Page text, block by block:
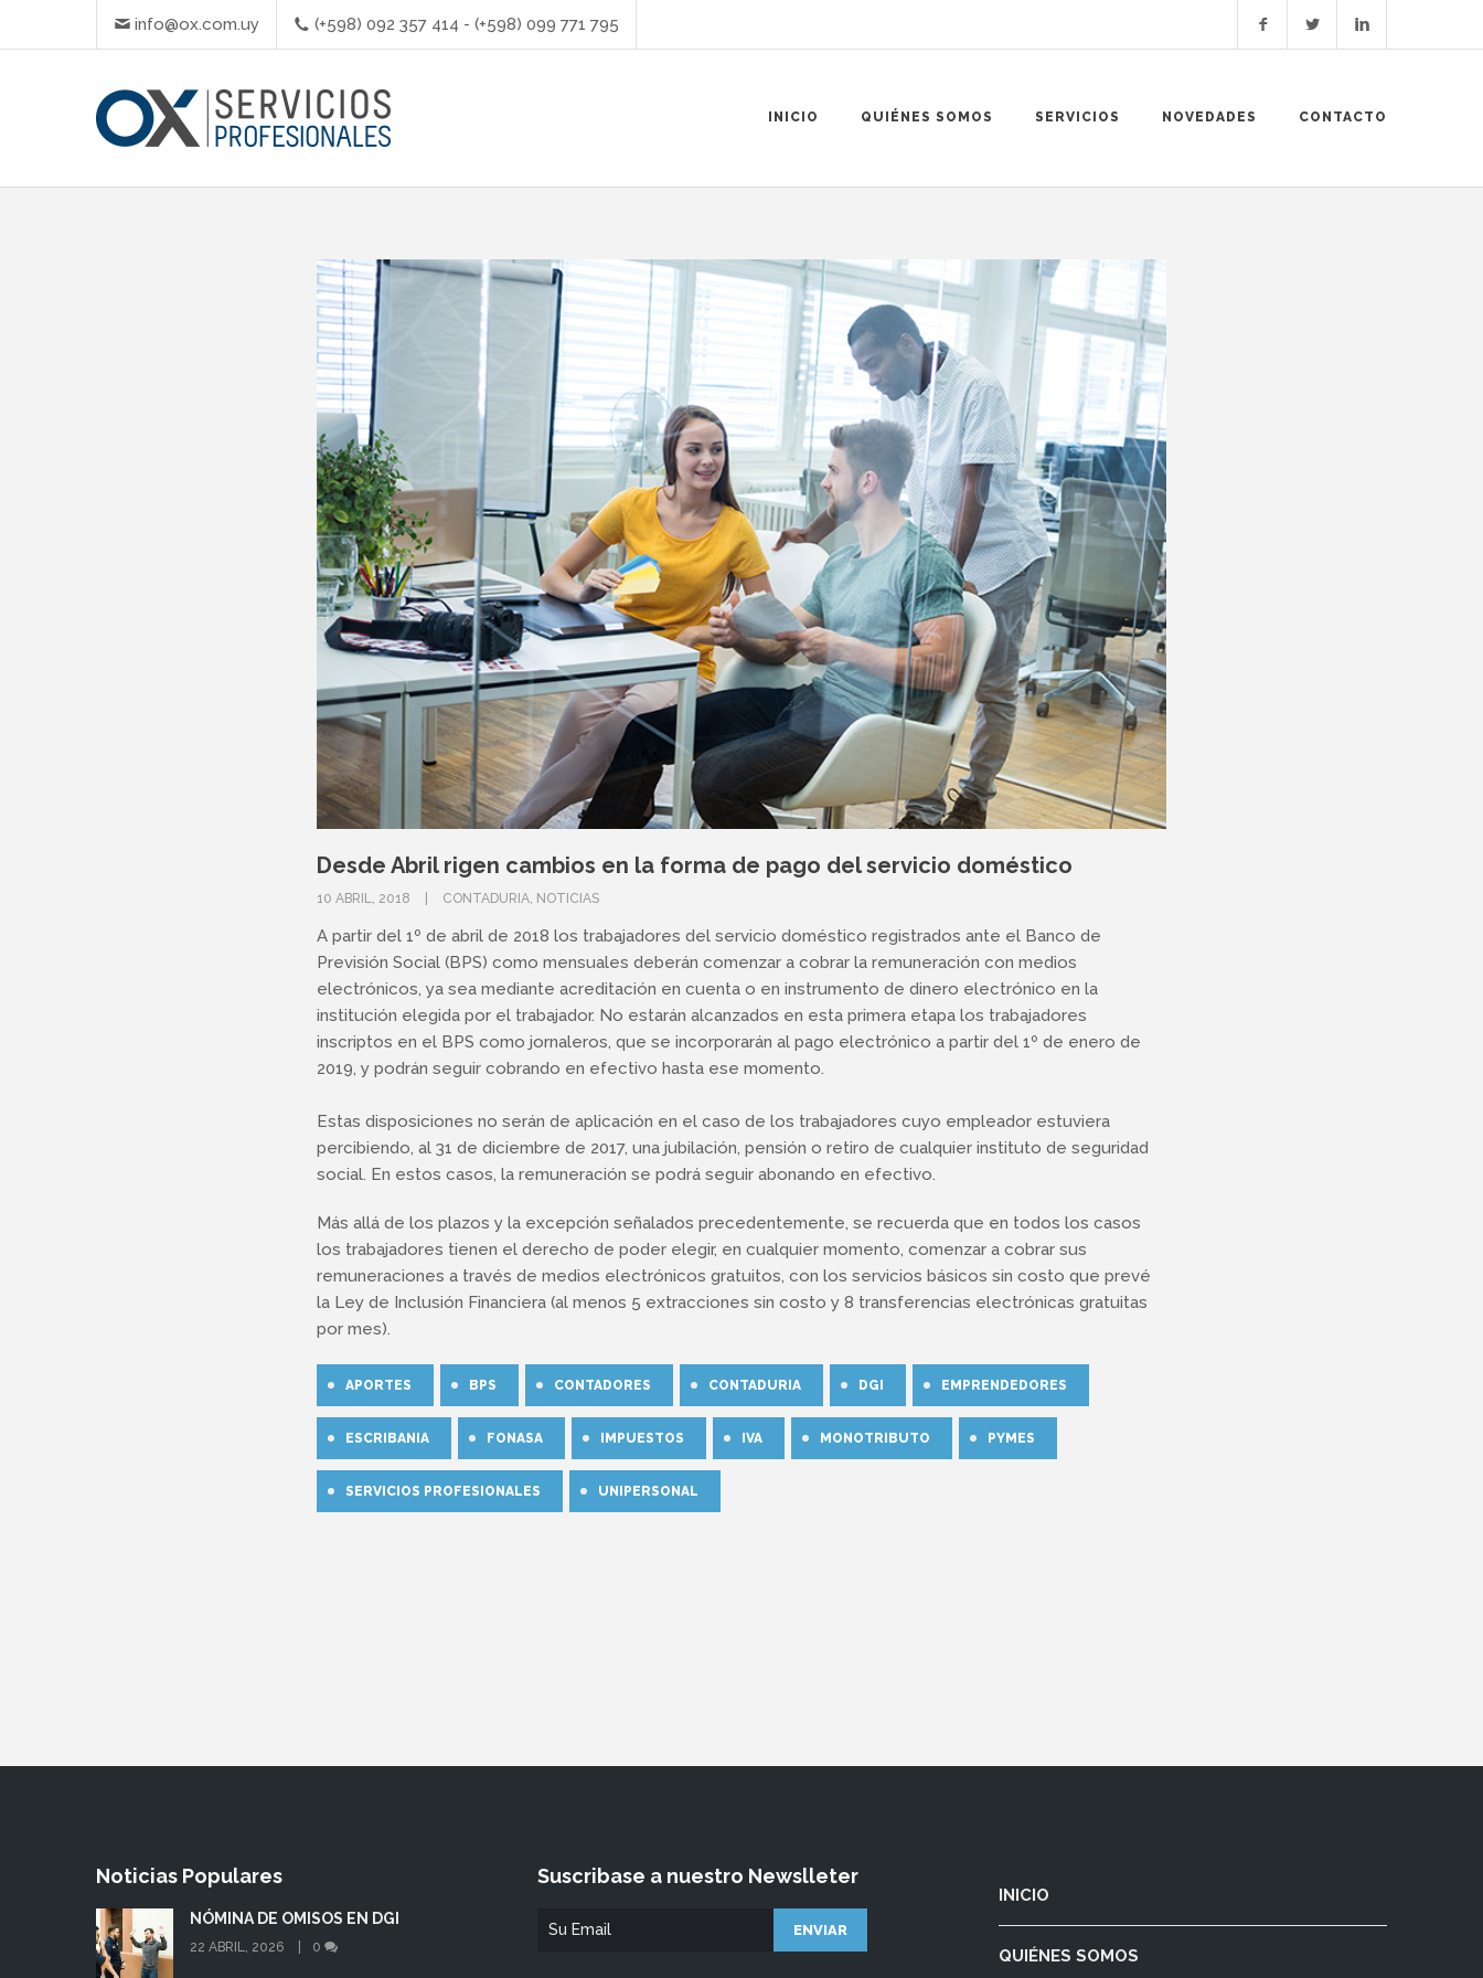
info@ox.com.uy (+598) 092 357 414 - (+598) 099 771 795
INICIO QUIÉNES SOMOS SERVICIOS NOVEDADES CONTACTO
Desde Abril rigen cambios en la forma de pago del servicio doméstico
10 ABRIL, 2018 CONTADURIA NOTICIAS
A partir del 1º de abril de 2018 los trabajadores del servicio doméstico registrados ante el Banco de
Previsión Social (BPS) como mensuales deberán comenzar a cobrar la remuneración con medios
electrónicos, ya sea mediante acreditación en cuenta o en instrumento de dinero electrónico en la
institución elegida por el trabajador. No estarán alcanzados en esta primera etapa los trabajadores
inscriptos en el BPS como jornaleros, que se incorporarán al pago electrónico a partir del 1º de enero de
2019, y podrán seguir cobrando en efectivo hasta ese momento.
Estas disposiciones no serán de aplicación en el caso de los trabajadores cuyo empleador estuviera
percibiendo, al 31 de diciembre de 2017, una jubilación, pensión o retiro de cualquier instituto de seguridad
social. En estos casos, la remuneración se podrá seguir abonando en efectivo.
Más allá de los plazos y la excepción señalados precedentemente, se recuerda que en todos los casos
los trabajadores tienen el derecho de poder elegir, en cualquier momento, comenzar a cobrar sus
remuneraciones a través de medios electrónicos gratuitos, con los servicios básicos sin costo que prevé
la Ley de Inclusión Financiera (al menos 5 extracciones sin costo y 8 transferencias electrónicas gratuitas
por mes).
APORTES BPS CONTADORES CONTADURIA DGI EMPRENDEDORES
ESCRIBANIA FONASA IMPUESTOS IVA MONOTRIBUTO PYMES
SERVICIOS PROFESIONALES UNIPERSONAL
Noticias Populares
NÓMINA DE OMISOS EN DGI
22 ABRIL, 2026 0
Suscribase a nuestro Newslleter
INICIO
QUIÉNES SOMOS